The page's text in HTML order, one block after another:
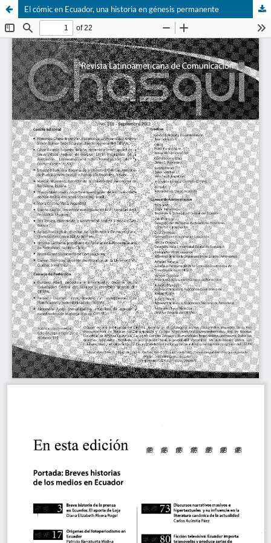
El cómic en Ecuador, una historia en génesis permanente